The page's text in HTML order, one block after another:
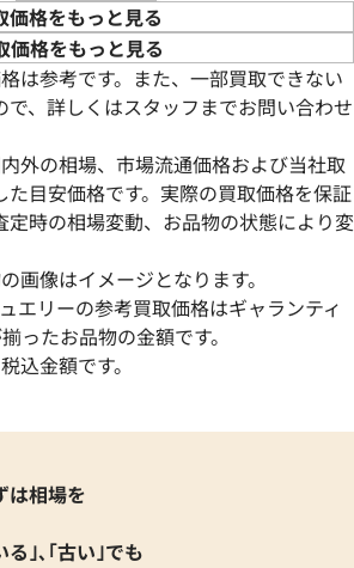
グ ハンドバッグ レ フェンディ バイザ
ドバッグ レザー
価格をもっと見る
価格をもっと見る
は参考です。また、一部買取できない
で、詳しくはスタッフまでお問い合わせ
外の相場、市場流通価格および当社取
目安価格です。実際の買取価格を保証
定時の相場変動、お品物の状態により変
画像はイメージとなります。
エリーの参考買取価格はギャランティ
ったお品物の金額です。
込金額です。
は相場を
る｣､｢古い｣でも